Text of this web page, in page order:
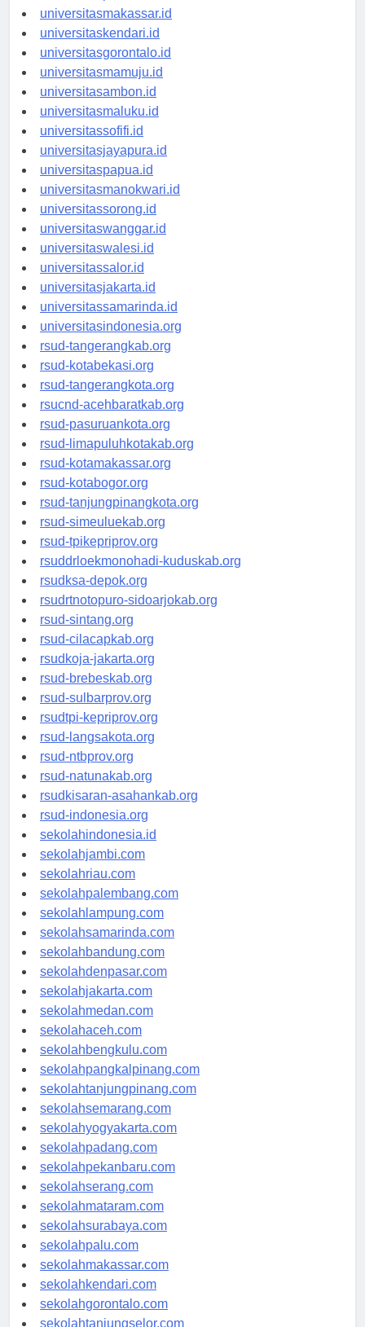
universitaspalu.id
universitasmakassar.id
universitaskendari.id
universitasgorontalo.id
universitasmamuju.id
universitasambon.id
universitasmaluku.id
universitassofifi.id
universitasjayapura.id
universitaspapua.id
universitasmanokwari.id
universitassorong.id
universitaswanggar.id
universitaswalesi.id
universitassalor.id
universitasjakarta.id
universitassamarinda.id
universitasindonesia.org
rsud-tangerangkab.org
rsud-kotabekasi.org
rsud-tangerangkota.org
rsucnd-acehbaratkab.org
rsud-pasuruankota.org
rsud-limapuluhkotakab.org
rsud-kotamakassar.org
rsud-kotabogor.org
rsud-tanjungpinangkota.org
rsud-simeuluekab.org
rsud-tpikepriprov.org
rsuddrloekmonohadi-kuduskab.org
rsudksa-depok.org
rsudrtnotopuro-sidoarjokab.org
rsud-sintang.org
rsud-cilacapkab.org
rsudkoja-jakarta.org
rsud-brebeskab.org
rsud-sulbarprov.org
rsudtpi-kepriprov.org
rsud-langsakota.org
rsud-ntbprov.org
rsud-natunakab.org
rsudkisaran-asahankab.org
rsud-indonesia.org
sekolahindonesia.id
sekolahjambi.com
sekolahriau.com
sekolahpalembang.com
sekolahlampung.com
sekolahsamarinda.com
sekolahbandung.com
sekolahdenpasar.com
sekolahjakarta.com
sekolahmedan.com
sekolahaceh.com
sekolahbengkulu.com
sekolahpangkalpinang.com
sekolahtanjungpinang.com
sekolahsemarang.com
sekolahyogyakarta.com
sekolahpadang.com
sekolahpekanbaru.com
sekolahserang.com
sekolahmataram.com
sekolahsurabaya.com
sekolahpalu.com
sekolahmakassar.com
sekolahkendari.com
sekolahgorontalo.com